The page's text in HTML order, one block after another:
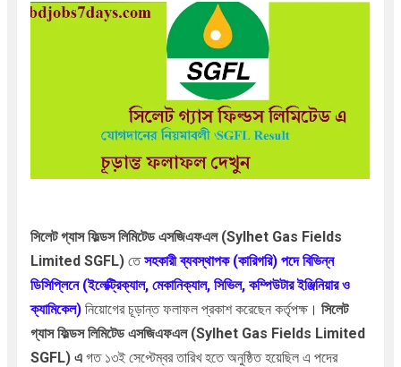
সিলেট গ্যাস ফিল্ডস লিমিটেড এসজিএফএল(Sylhet Gas Fields
Limited SGFL)তেসহকারী ব্যবস্থাপক (কারিগরি)পদে বিভিন্ন
ডিসিপ্লিনে (ইলেক্ট্রিক্যাল, মেকানিক্যাল, সিভিল, কম্পিউটার ইঞ্জিনিয়ার ও
ক্যামিকেল)নিয়োগের চূড়ান্ত ফলাফল প্রকাশ করেছেন কর্তৃপক্ষ। সিলেট
গ্যাস ফিল্ডস লিমিটেড এসজিএফএল(Sylhet Gas Fields Limited
SGFL) এগত ১৩ই সেপ্টেম্বর তারিখ হতে অনুষ্ঠিত হয়েছিল এ পদের